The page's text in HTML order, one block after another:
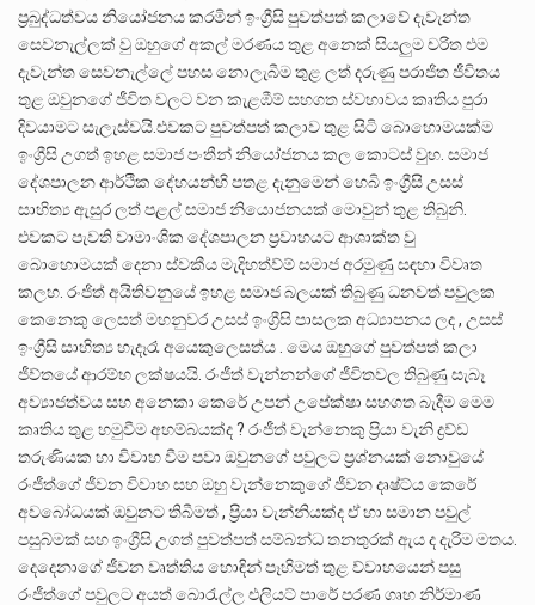
ප්‍රබුද්ධත්වය නියෝජනය කරමින් ඉංග්‍රීසි පුවත්පත් කලාවේ දැවැන්ත
සෙවනැල්ලක් වු ඔහුගේ අකල් මරණය තුළ අනෙක් සියලුම චරිත එම
දැවැන්ත සෙවනැල්ලේ පහස නොලැබීම තුළ ලත් දරුණු පරාජිත ජීවිතය
තුළ ඔවුනගේ ජීවිත වලට වන කැළඹීම් සහගත ස්වහාවය කෘතිය පුරා
දිවයාමට සැලැස්වයි.එවකට පුවත්පත් කලාව තුළ සිටි බොහොමයක්ම
ඉංග්‍රීසි උගත් ඉහළ සමාජ පංතීන් නියෝජනය කල කොටස් වුහ. සමාජ
දේශපාලන ආර්ථික දේහයන්හි පතළ දැනුමෙන් හෙබි ඉංග්‍රීසි උසස්
සාහිත්‍ය ඇසුර ලත් පළල් සමාජ නියොජනයක් මොවුන් තුළ තිබුනි.
එවකට පැවති වාමාංශික දේශපාලන ප්‍රවාහයට ආශාක්ත වු
බොහොමයක් දෙනා ස්වකීය මැදිහත්ව්ම් සමාජ අරමුණු සඳහා විවෘත
කලහ. රංජිත් අයිතිවනුයේ ඉහළ සමාජ බලයක් තිබුණු ධනවත් පවුලක
කෙනෙකු ලෙසත් මහනුවර උසස් ඉංග්‍රීසි පාසලක අධ්‍යාපනය ලද , උසස්
ඉංග්‍රීසි සාහිත්‍ය හැදෑරෑ අයෙකුලෙසත්ය . මෙය ඔහුගේ පුවත්පත් කලා
ජීව්තයේ ආරම්භ ලක්ෂයයි. රංජීත් වැන්නන්ගේ ජීවිතවල තිබුණු සැබෑ
අව්‍යාජත්වය සහ අනෙකා කෙරේ උපන් උපේක්ෂා සහගත බැදීම මෙම
කෘතිය තුළ හමුවීම අහම්බයක්ද ? රංජීත් වැන්නෙකු ප්‍රියා වැනි ද්‍රව්ඩ
තරුණියක හා විවාහ වීම පවා ඔවුනගේ පවුලට ප්‍රශ්නයක් නොවුයේ
රංජීත්ගේ ජීවන විවාහ සහ ඔහු වැන්නෙකුගේ ජීවන දෘෂ්ට්ය කෙරේ
අවබෝධයක් ඔවුනට තිබීමත් , ප්‍රියා වැන්නියක්ද ඒ හා සමාන පවුල්
පසුබ්මක් සහ ඉංග්‍රීසි උගත් පුවත්පත් සම්බන්ධ තනතුරක් ඇය ද දැරිම මතය.
දෙදෙනාගේ ජීවන වෘත්තිය හොඳින් පෑහිමත් තුළ ව්වාහයෙන් පසු
රංජීත්ගේ පවුලට අයත් බොරැල්ල එලියට් පාරේ පරණ ගෘහ නිර්මාණ